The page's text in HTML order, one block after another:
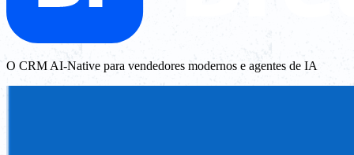
O CRM AI-Native para vendedores modernos e agentes de IA